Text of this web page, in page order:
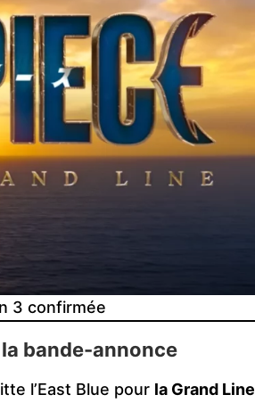
3 confirmée
bande-annonce
l’East Blue pour la Grand Line